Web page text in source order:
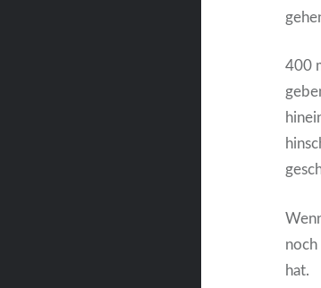
400
hat.